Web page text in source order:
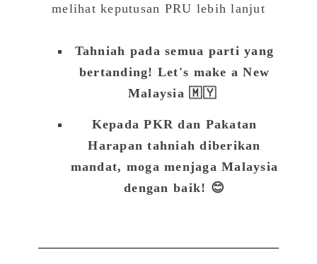
melihat keputusan PRU lebih lanjut
Tahniah pada semua parti yang
bertanding! Let's make a New
Malaysia 🇲🇾
Kepada PKR dan Pakatan
Harapan tahniah diberikan
mandat, moga menjaga Malaysia
dengan baik! 😊